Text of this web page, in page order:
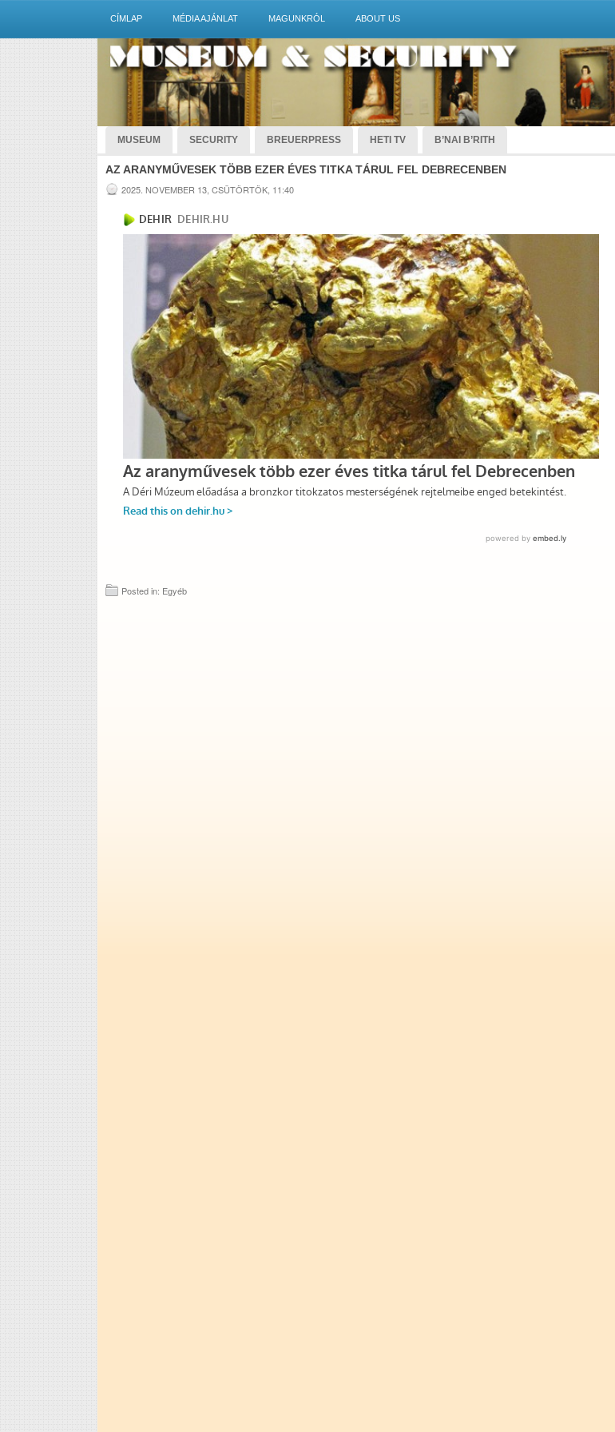
CÍMLAP MÉDIA AJÁNLAT MAGUNKRÓL ABOUT US
MUSEUM SECURITY BREUERPRESS HETI TV B’NAI B’RITH
AZ ARANYMŰVESEK TÖBB EZER ÉVES TITKA TÁRUL FEL DEBRECENBEN
2025. NOVEMBER 13, CSÜTÖRTÖK, 11:40
Posted in: Egyéb